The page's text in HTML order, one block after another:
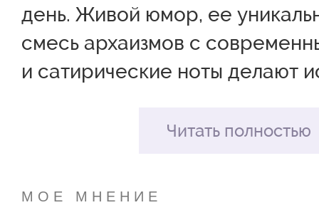
день. Живой юмор, ее
смесь архаизмов с
и сатирические ноты делают
главного героя Федота-
Читать полностью
МОЕ МНЕНИЕ